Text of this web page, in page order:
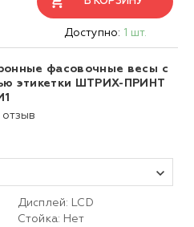
Доступно: 1 шт.
фасовочные весы с
этикетки ШТРИХ-ПРИНТ
отзыв
Дисплей: LCD
Стойка: Нет